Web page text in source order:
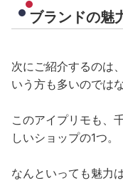
ブランドの魅
次にご紹介するのは
いう方も多いのでは
このアイプリモも、
しいショップの1つ。
なんといっても魅力